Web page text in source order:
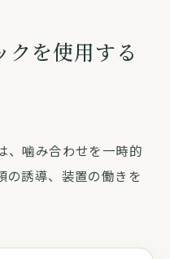
クを使用する
、噛み合わせを一時的
の誘導、装置の働きを